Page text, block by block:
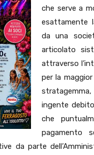
che serve a
esattamente
da una
articolato
attraverso
per la
ingente
che
pagamento
da parte